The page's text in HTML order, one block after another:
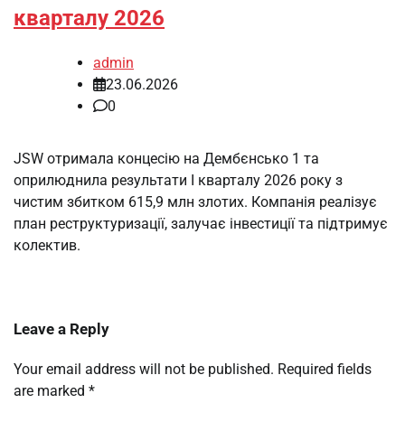
кварталу 2026
admin
23.06.2026
0
JSW отримала концесію на Дембєнсько 1 та
оприлюднила результати І кварталу 2026 року з
чистим збитком 615,9 млн злотих. Компанія реалізує
план реструктуризації, залучає інвестиції та підтримує
колектив.
Leave a Reply
Your email address will not be published. Required fields
are marked *